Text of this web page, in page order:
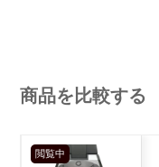
商品を比較する
閲覧中